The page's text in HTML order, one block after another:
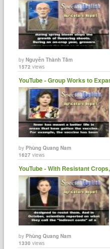
byNguyễn Thành Tâm
1572 views
YouTube - Group Works to
byPhùng Quang Nam
1627 views
YouTube - With Resistant
byPhùng Quang Nam
1330 views